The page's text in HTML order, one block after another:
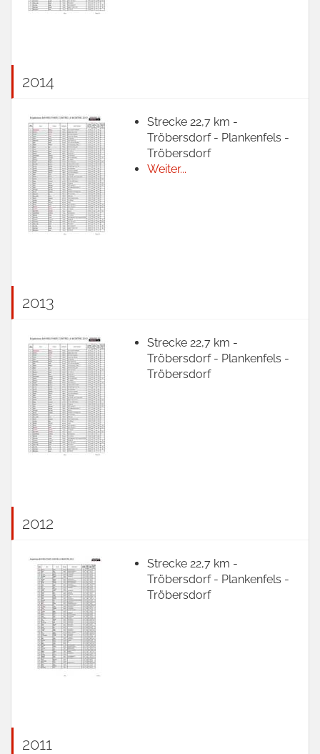
2014
Strecke 22,7 km -
Tröbersdorf - Plankenfels -
Tröbersdorf
Weiter...
2013
Strecke 22,7 km -
Tröbersdorf - Plankenfels -
Tröbersdorf
2012
Strecke 22,7 km -
Tröbersdorf - Plankenfels -
Tröbersdorf
2011